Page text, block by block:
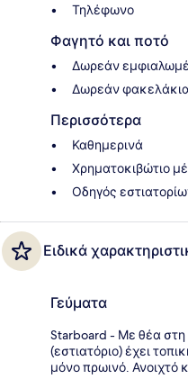
Τηλέφωνο
Φαγητό και ποτό
Δωρεάν
Δωρεάν φακελάκια
Περισσότερα
Καθημερινά
Χρηματοκιβώτιο
Οδηγός
Ειδικά
Γεύματα
Starboard - Με θέα
(εστιατόριο) έχει
μόνο πρωινό. Ανοιχτό